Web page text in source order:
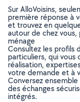
Sur AlloVoisins,
première réponse à
et trouvez en
autour de chez
ménage
Consultez les profils
particuliers, qui
réalisation,
votre demande et à
Conversez
des échanges
intégrés.